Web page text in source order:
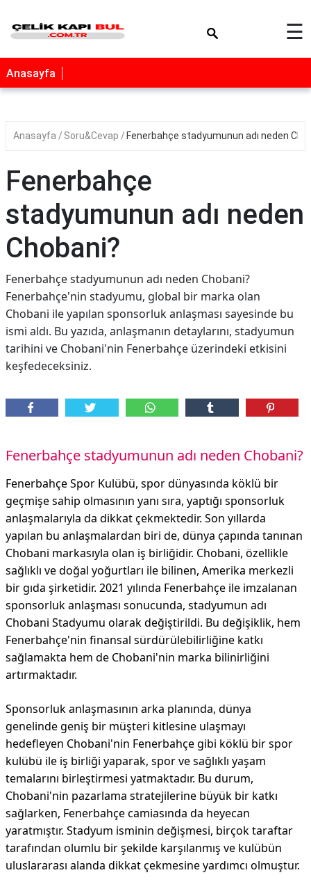
☰
Anasayfa
Anasayfa Soru&Cevap Fenerbahçe stadyumunun adı neden
Fenerbahçe
stadyumunun adı neden
Chobani?
Fenerbahçe stadyumunun adı neden Chobani?
Fenerbahçe'nin stadyumu, global bir marka olan
Chobani ile yapılan sponsorluk anlaşması sayesinde bu
ismi aldı. Bu yazıda, anlaşmanın detaylarını, stadyumun
tarihini ve Chobani'nin Fenerbahçe üzerindeki etkisini
keşfedeceksiniz.
Fenerbahçe stadyumunun adı neden Chobani?
Fenerbahçe Spor Kulübü, spor dünyasında köklü bir
geçmişe sahip olmasının yanı sıra, yaptığı sponsorluk
anlaşmalarıyla da dikkat çekmektedir. Son yıllarda
yapılan bu anlaşmalardan biri de, dünya çapında tanınan
Chobani markasıyla olan iş birliğidir. Chobani, özellikle
sağlıklı ve doğal yoğurtları ile bilinen, Amerika merkezli
bir gıda şirketidir. 2021 yılında Fenerbahçe ile imzalanan
sponsorluk anlaşması sonucunda, stadyumun adı
Chobani Stadyumu olarak değiştirildi. Bu değişiklik, hem
Fenerbahçe'nin finansal sürdürülebilirliğine katkı
sağlamakta hem de Chobani'nin marka bilinirliğini
artırmaktadır.
Sponsorluk anlaşmasının arka planında, dünya
genelinde geniş bir müşteri kitlesine ulaşmayı
hedefleyen Chobani'nin Fenerbahçe gibi köklü bir spor
kulübü ile iş birliği yaparak, spor ve sağlıklı yaşam
temalarını birleştirmesi yatmaktadır. Bu durum,
Chobani'nin pazarlama stratejilerine büyük bir katkı
sağlarken, Fenerbahçe camiasında da heyecan
yaratmıştır. Stadyum isminin değişmesi, birçok taraftar
tarafından olumlu bir şekilde karşılanmış ve kulübün
uluslararası alanda dikkat çekmesine yardımcı olmuştur.